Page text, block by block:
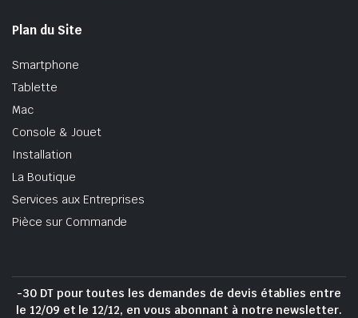
Plan du Site
Smartphone
Tablette
Mac
Console & Jouet
Installation
La Boutique
Services aux Entreprises
Pièce sur Commande
-30 DT pour toutes les demandes de devis établies entre
le 12/09 et le 12/12, en vous abonnant à notre newsletter.